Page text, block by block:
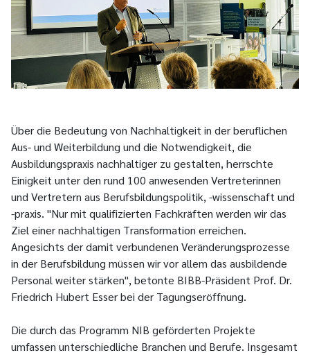
Über die Bedeutung von Nachhaltigkeit in der beruflichen
Aus- und Weiterbildung und die Notwendigkeit, die
Ausbildungspraxis nachhaltiger zu gestalten, herrschte
Einigkeit unter den rund 100 anwesenden Vertreterinnen
und Vertretern aus Berufsbildungspolitik, -wissenschaft und
-praxis. "Nur mit qualifizierten Fachkräften werden wir das
Ziel einer nachhaltigen Transformation erreichen.
Angesichts der damit verbundenen Veränderungsprozesse
in der Berufsbildung müssen wir vor allem das ausbildende
Personal weiter stärken", betonte BIBB-Präsident Prof. Dr.
Friedrich Hubert Esser bei der Tagungseröffnung.
Die durch das Programm NIB geförderten Projekte
umfassen unterschiedliche Branchen und Berufe. Insgesamt